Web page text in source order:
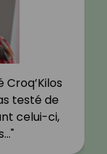
Croq’Kilos
testé de
celui-ci,